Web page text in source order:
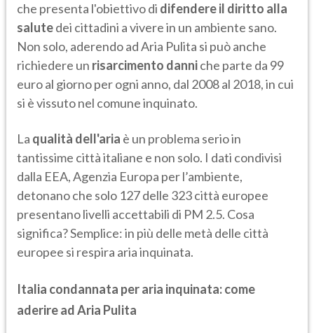
che presenta l'obiettivo di difendere il diritto alla
salutedei cittadini a vivere in un ambiente sano.
Non solo, aderendo ad Aria Pulita si può anche
richiedere un risarcimento danniche parte da 99
euro al giorno per ogni anno, dal 2008 al 2018, in cui
si è vissuto nel comune inquinato.
La qualità dell'aria è un problema serio in
tantissime città italiane e non solo. I dati condivisi
dalla EEA, Agenzia Europa per l’ambiente,
detonano che solo 127 delle 323 città europee
presentano livelli accettabili di PM 2.5. Cosa
significa? Semplice: in più delle metà delle città
europee si respira aria inquinata.
Italia condannata per aria inquinata: come
aderire ad Aria Pulita